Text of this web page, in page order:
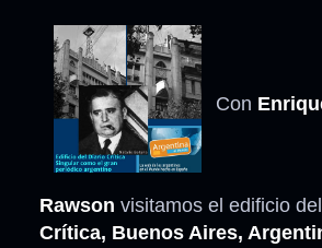
Con
Rawson visitamos el edificio del
Crítica, Buenos Aires,